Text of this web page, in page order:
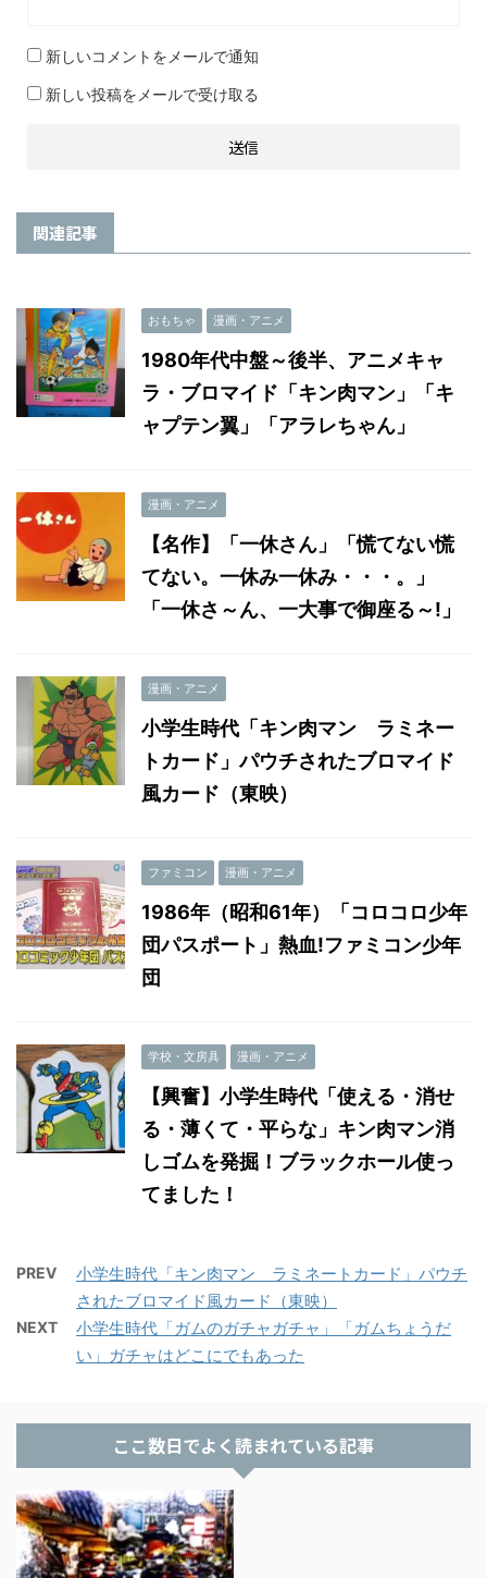
新しいコメントをメールで通知
新しい投稿をメールで受け取る
関連記事
おもちゃ 漫画・アニメ
1980年代中盤～後半、アニメキャ
ラ・ブロマイド「キン肉マン」「キ
ャプテン翼」「アラレちゃん」
漫画・アニメ
【名作】「一休さん」「慌てない慌
てない。一休み一休み・・・。」
「一休さ～ん、一大事で御座る～!」
漫画・アニメ
小学生時代「キン肉マン ラミネー
トカード」パウチされたブロマイド
風カード（東映）
ファミコン 漫画・アニメ
1986年（昭和61年）「コロコロ少年
団パスポート」熱血!ファミコン少年
団
学校・文房具 漫画・アニメ
【興奮】小学生時代「使える・消せ
る・薄くて・平らな」キン肉マン消
しゴムを発掘！ブラックホール使っ
てました！
PREV
小学生時代「キン肉マン ラミネートカード」パウチ
されたブロマイド風カード（東映）
NEXT
小学生時代「ガムのガチャガチャ」「ガムちょうだ
い」ガチャはどこにでもあった
ここ数日でよく読まれている記事